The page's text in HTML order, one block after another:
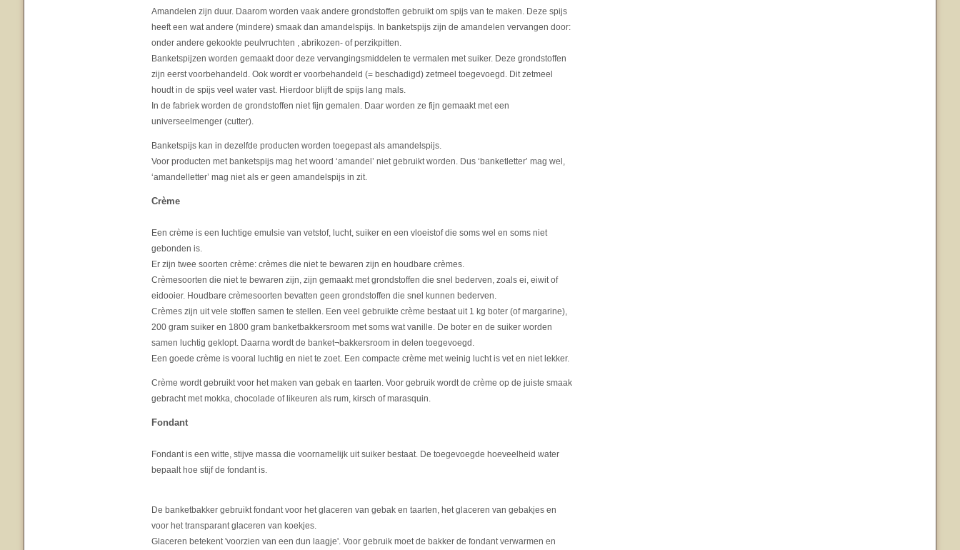
Amandelen zijn duur. Daarom worden vaak andere grondstoffen gebruikt om spijs van te maken. Deze spijs
heeft een wat andere (mindere) smaak dan amandelspijs. In banketspijs zijn de amandelen vervangen door:
onder andere gekookte peulvruchten , abrikozen- of perzikpitten.
Banketspijzen worden gemaakt door deze vervangingsmiddelen te vermalen met suiker. Deze grondstoffen
zijn eerst voorbehandeld. Ook wordt er voorbehandeld (= beschadigd) zetmeel toegevoegd. Dit zetmeel
houdt in de spijs veel water vast. Hierdoor blijft de spijs lang mals.
In de fabriek worden de grondstoffen niet fijn gemalen. Daar worden ze fijn gemaakt met een
universeelmenger (cutter).
Banketspijs kan in dezelfde producten worden toegepast als amandelspijs.
Voor producten met banketspijs mag het woord ‘amandel’ niet gebruikt worden. Dus ‘banketletter’ mag wel,
‘amandelletter’ mag niet als er geen amandelspijs in zit.
Crème
Een crème is een luchtige emulsie van vetstof, lucht, suiker en een vloeistof die soms wel en soms niet
gebonden is.
Er zijn twee soorten crème: crèmes die niet te bewaren zijn en houdbare crèmes.
Crèmesoorten die niet te bewaren zijn, zijn gemaakt met grondstoffen die snel bederven, zoals ei, eiwit of
eidooier. Houdbare crèmesoorten bevatten geen grondstoffen die snel kunnen bederven.
Crèmes zijn uit vele stoffen samen te stellen. Een veel gebruikte crème bestaat uit 1 kg boter (of margarine),
200 gram suiker en 1800 gram banketbakkersroom met soms wat vanille. De boter en de suiker worden
samen luchtig geklopt. Daarna wordt de banket¬bakkersroom in delen toegevoegd.
Een goede crème is vooral luchtig en niet te zoet. Een compacte crème met weinig lucht is vet en niet lekker.
Crème wordt gebruikt voor het maken van gebak en taarten. Voor gebruik wordt de crème op de juiste smaak
gebracht met mokka, chocolade of likeuren als rum, kirsch of marasquin.
Fondant
Fondant is een witte, stijve massa die voornamelijk uit suiker bestaat. De toegevoegde hoeveelheid water
bepaalt hoe stijf de fondant is.
De banketbakker gebruikt fondant voor het glaceren van gebak en taarten, het glaceren van gebakjes en
voor het transparant glaceren van koekjes.
Glaceren betekent 'voorzien van een dun laagje'. Voor gebruik moet de bakker de fondant verwarmen en